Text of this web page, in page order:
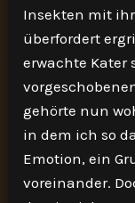
Insekten mit
überfordert
erwachte
gehörte nun
in dem ich so
Emotion, ein
voreinander.